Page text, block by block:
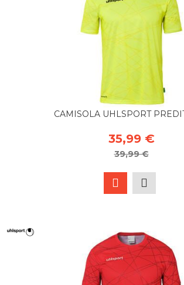
CAMISOLA UHLSPORT
35,99 €
39,99 €